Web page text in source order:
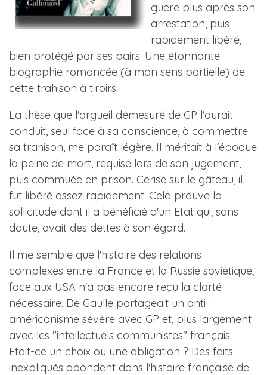
guère plus après son
arrestation, puis
rapidement libéré,
bien protégé par ses pairs. Une étonnante
biographie romancée (à mon sens partielle) de
cette trahison à tiroirs.
La thèse que l'orgueil démesuré de GP l'aurait
conduit, seul face à sa conscience, à commettre
sa trahison, me paraît légère. Il méritait à l'époque
la peine de mort, requise lors de son jugement,
puis commuée en prison. Cerise sur le gâteau, il
fut libéré assez rapidement. Cela prouve la
sollicitude dont il a bénéficié d'un Etat qui, sans
doute, avait des dettes à son égard.
Il me semble que l'histoire des relations
complexes entre la France et la Russie soviétique,
face aux USA n'a pas encore reçu la clarté
nécessaire. De Gaulle partageait un anti-
américanisme sévère avec GP et, plus largement
avec les "intellectuels communistes" français.
Etait-ce un choix ou une obligation ? Des faits
inexpliqués abondent dans l'histoire française de